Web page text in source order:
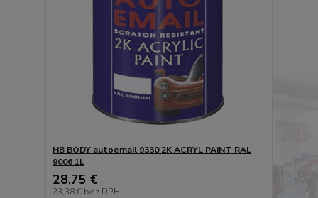
HB BODY autoemail 9330 2K ACRYL PAINT RAL
9006 1L
28,75 €
23,38 € bez DPH